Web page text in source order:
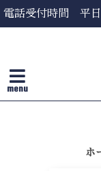
電話受付時間 平
menu
ホ